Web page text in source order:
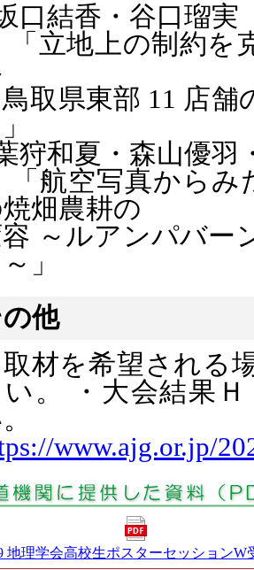
口結香・谷口瑠実
立地上の制約を
鳥取県東部 11 店
狩和夏・森山優羽
航空写真からみ
畑農耕の
～ルアンパバー
」
他
取材を希望される
い。 ・大会結果
www.ajg.or.jp/
地理学会高校生ポスターセッションW